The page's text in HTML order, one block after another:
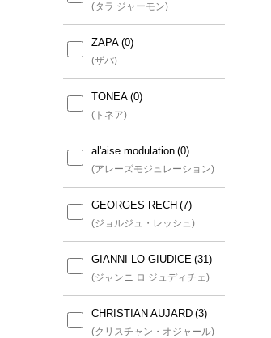
(タラ ジャーモン)
ZAPA
(ザパ)
TONEA
(トネア)
al'aise modulation
(アレーズモジュレーション)
GEORGES RECH
(ジョルジュ・レッシュ)
GIANNI LO GIUDICE
(ジャンニ ロ ジュディチェ)
CHRISTIAN AUJARD
(クリスチャン・オジャール)